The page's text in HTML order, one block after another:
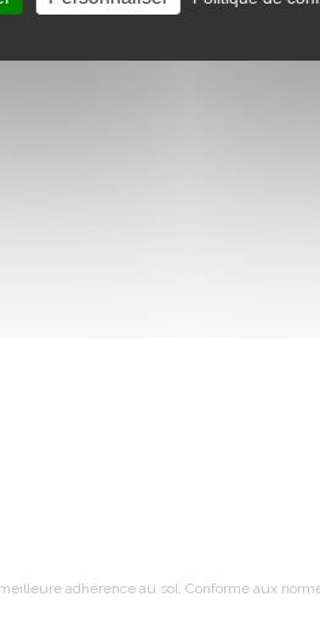
adhérence au sol. Conforme aux